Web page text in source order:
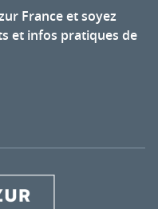
France et soyez
et infos pratiques de